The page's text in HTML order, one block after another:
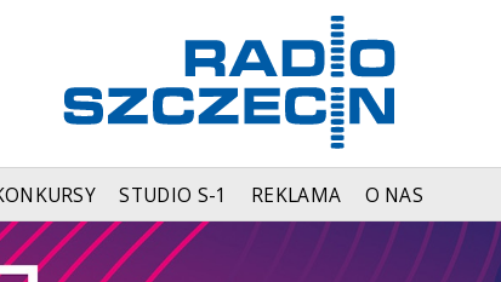
STUDIO S-1 REKLAMA O NAS